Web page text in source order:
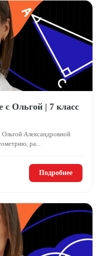
с Ольгой | 7 класс
Ольгой Александровной
ра...
Подробнее